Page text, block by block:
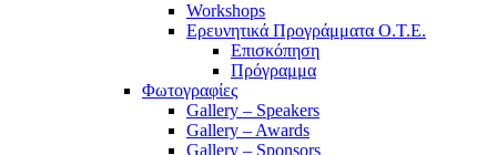
Workshops
Ερευνητικά Προγράμματα Ο.Τ.Ε.
Επισκόπηση
Πρόγραμμα
Φωτογραφίες
Gallery – Speakers
Gallery – Awards
Gallery – Sponsors